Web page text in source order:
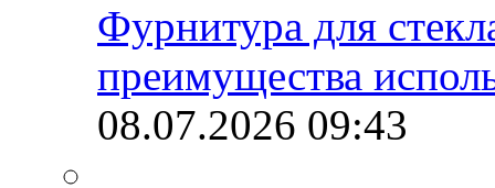
Фурнитура для
преимущества
08.07.2026 09:43